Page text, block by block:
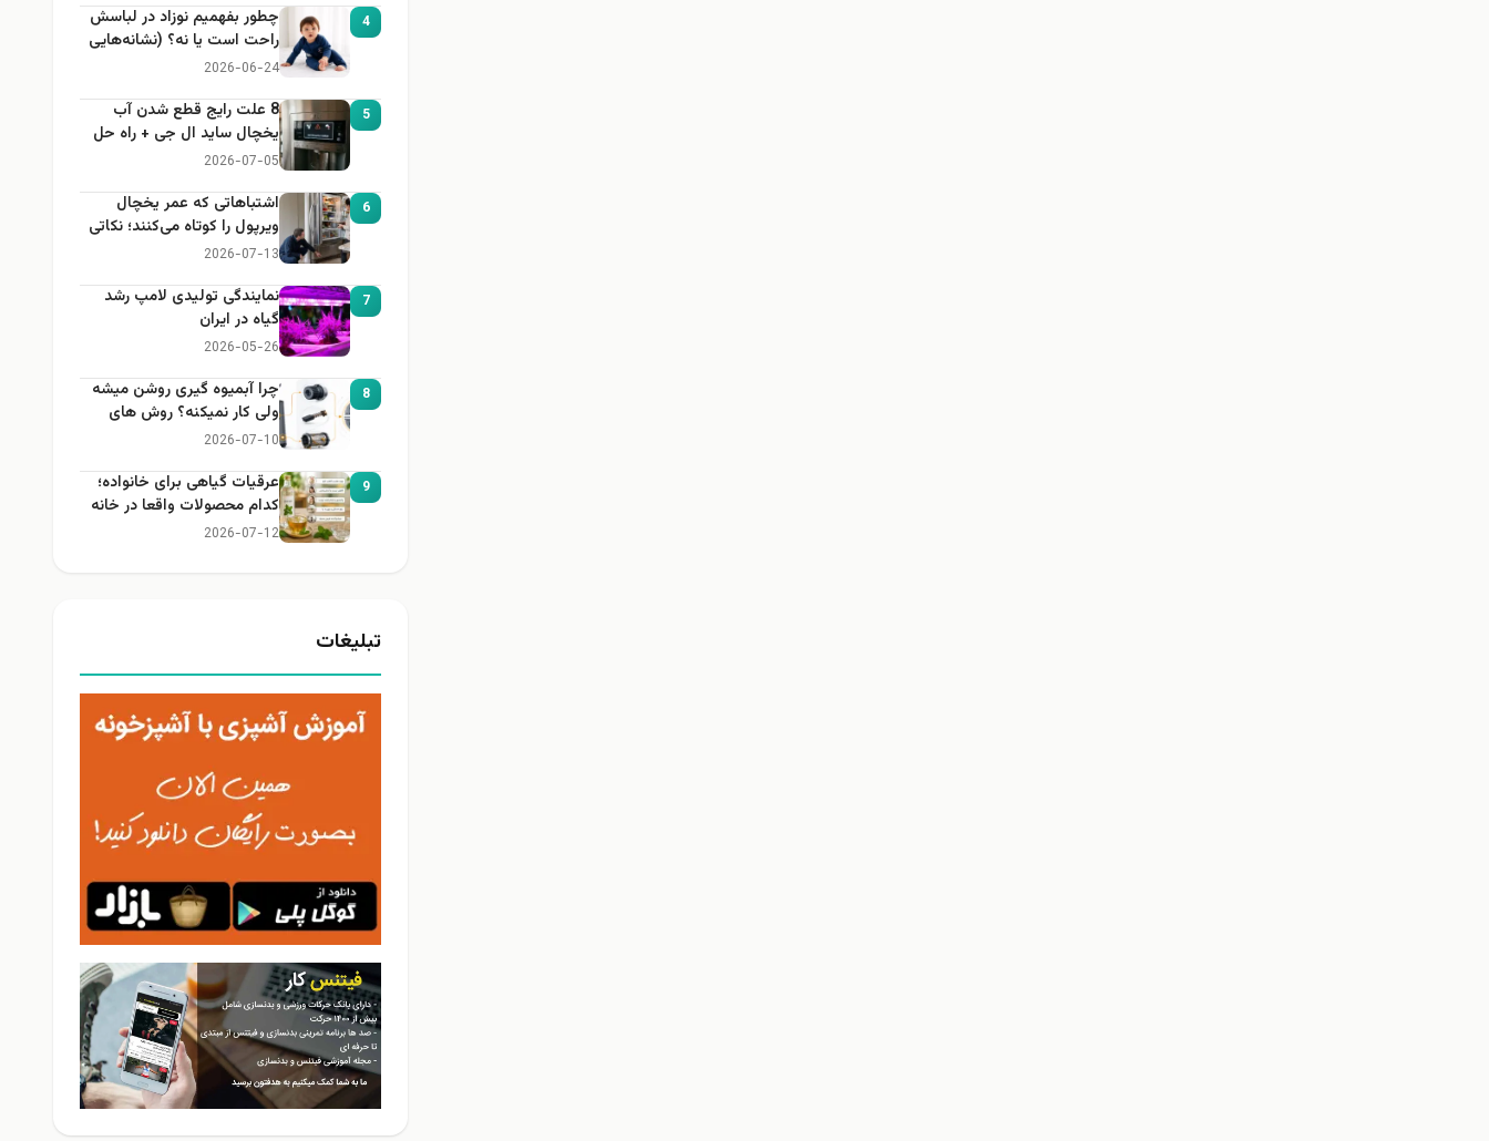
4
چطور بفهمیم نوزاد در لباسش
راحت است یا نه؟ (نشانه‌هایی
که هر مادر باید بداند)
2026-06-24
5
8 علت رایج قطع شدن آب
یخچال ساید ال جی + راه حل
2026-07-05
6
اشتباهاتی که عمر یخچال
ویرپول را کوتاه می‌کنند؛ نکاتی
که باید بدانید
2026-07-13
7
نمایندگی تولیدی لامپ رشد
گیاه در ایران
2026-05-26
8
چرا آبمیوه گیری روشن میشه
ولی کار نمیکنه؟ روش های
عیب یابی
2026-07-10
9
عرقیات گیاهی برای خانواده؛
کدام محصولات واقعا در خانه
کاربرد دارند؟
2026-07-12
تبلیغات